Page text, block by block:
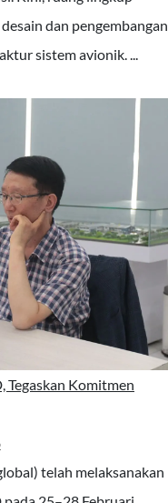
dan pengembangan
sistem avionik. ...
Tegaskan Komitmen
telah melaksanakan